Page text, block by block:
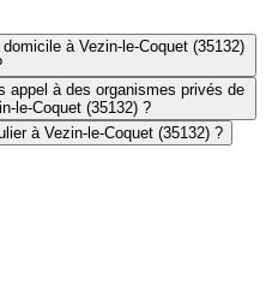
à Vezin-le-Coquet (35132)
appel à des organismes privés de
le-Coquet (35132) ?
à Vezin-le-Coquet (35132) ?